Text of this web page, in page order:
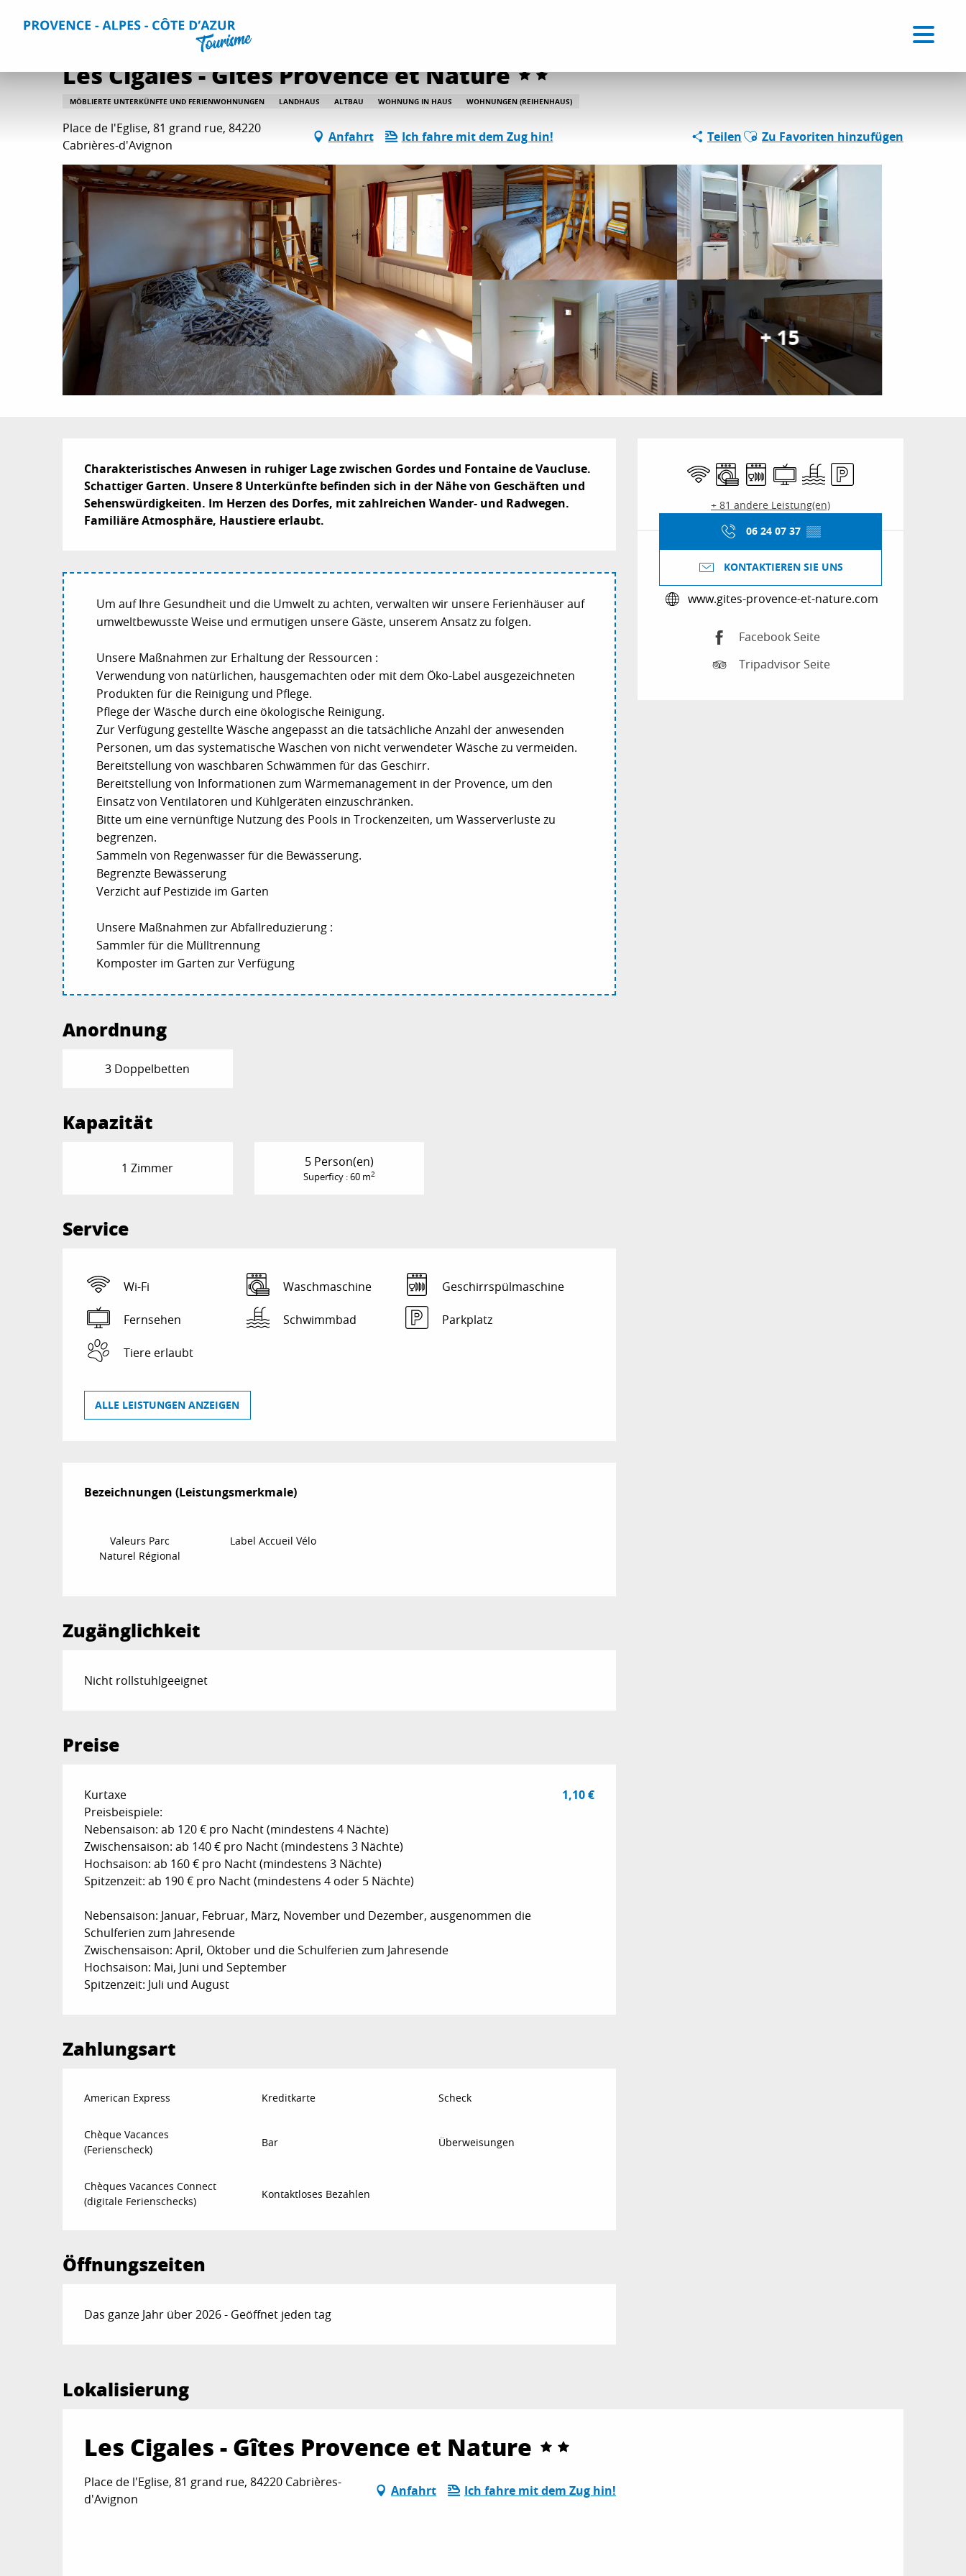
Home Aufenthalt Unterkünfte Alle Gites und Vermietungen
Les Cigales - Gîtes Provence et Nature
MÖBLIERTE UNTERKÜNFTE UND FERIENWOHNUNGEN LANDHAUS ALTBAU WOHNUNG IN HAUS WOHNUNGEN (REIHENHAUS)
Place de l'Eglise, 81 grand rue, 84220
Cabrières-d'Avignon
Anfahrt Ich fahre mit dem Zug hin! TeilenAjouter aux favoris
Zu Favoriten hinzufügen
+ 15
Öffnungszeiten &
Wi-Fi Waschmaschine
Geschirrspülmaschine
FernsehenSchwimmbad
Parkplatz
+ 81 andere Leistung(en)
06 24 07 37 ▒▒
KONTAKTIEREN SIE UNS
www.gites-provence-et-nature.com
Facebook Seite
Tripadvisor Seite
Beschreibung
Charakteristisches Anwesen in ruhiger Lage zwischen Gordes und Fontaine de Vaucluse.
Schattiger Garten. Unsere 8 Unterkünfte befinden sich in der Nähe von Geschäften und
Sehenswürdigkeiten. Im Herzen des Dorfes, mit zahlreichen Wander- und Radwegen.
Familiäre Atmosphäre, Haustiere erlaubt.
Um auf Ihre Gesundheit und die Umwelt zu achten, verwalten wir unsere Ferienhäuser auf
umweltbewusste Weise und ermutigen unsere Gäste, unserem Ansatz zu folgen.
Unsere Maßnahmen zur Erhaltung der Ressourcen :
Verwendung von natürlichen, hausgemachten oder mit dem Öko-Label ausgezeichneten
Produkten für die Reinigung und Pflege.
Pflege der Wäsche durch eine ökologische Reinigung.
Zur Verfügung gestellte Wäsche angepasst an die tatsächliche Anzahl der anwesenden
Personen, um das systematische Waschen von nicht verwendeter Wäsche zu vermeiden.
Bereitstellung von waschbaren Schwämmen für das Geschirr.
Bereitstellung von Informationen zum Wärmemanagement in der Provence, um den
Einsatz von Ventilatoren und Kühlgeräten einzuschränken.
Bitte um eine vernünftige Nutzung des Pools in Trockenzeiten, um Wasserverluste zu
begrenzen.
Sammeln von Regenwasser für die Bewässerung.
Begrenzte Bewässerung
Verzicht auf Pestizide im Garten
Unsere Maßnahmen zur Abfallreduzierung :
Sammler für die Mülltrennung
Komposter im Garten zur Verfügung
Anordnung
3 Doppelbetten
Kapazität
1 Zimmer 5 Person(en)
Superficy : 60 m2
Service
Wi-Fi Waschmaschine Geschirrspülmaschine
Fernsehen Schwimmbad Parkplatz
Tiere erlaubt
ALLE LEISTUNGEN ANZEIGEN
Leistungensmöglichkeiten
Bezeichnungen (Leistungsmerkmale)
Bezeichnungen (Leistungsmerkmale)
Valeurs Parc
Naturel Régional
Label Accueil Vélo
Zugänglichkeit
Nicht rollstuhlgeeignet
Preise
Preise 2026
Kurtaxe
1,10 €
Preisbeispiele:
Nebensaison: ab 120 € pro Nacht (mindestens 4 Nächte)
Zwischensaison: ab 140 € pro Nacht (mindestens 3 Nächte)
Hochsaison: ab 160 € pro Nacht (mindestens 3 Nächte)
Spitzenzeit: ab 190 € pro Nacht (mindestens 4 oder 5 Nächte)
Nebensaison: Januar, Februar, März, November und Dezember, ausgenommen die
Schulferien zum Jahresende
Zwischensaison: April, Oktober und die Schulferien zum Jahresende
Hochsaison: Mai, Juni und September
Spitzenzeit: Juli und August
Zahlungsart
American Express Kreditkarte Scheck
Chèque Vacances
(Ferienscheck)
Bar Überweisungen
Chèques Vacances Connect
(digitale Ferienschecks)
Kontaktloses Bezahlen
Öffnungszeiten
Das ganze Jahr über 2026 - Geöffnet jeden tag
Lokalisierung
Les Cigales - Gîtes Provence et Nature
Place de l'Eglise, 81 grand rue, 84220 Cabrières-
d'Avignon
Anfahrt Ich fahre mit dem Zug hin!